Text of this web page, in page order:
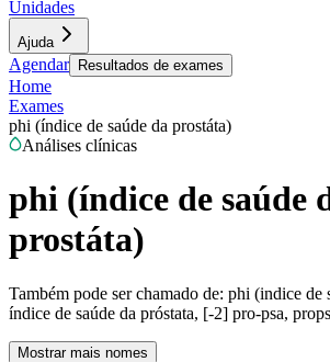
Unidades
Ajuda
Agendar Resultados de exames
Home
Exames
phi (índice de saúde da prostáta)
Análises clínicas
phi (índice de saúde
prostáta)
Também pode ser chamado de: phi (indice de
índice de saúde da próstata, [-2] pro-psa,
Mostrar mais nomes